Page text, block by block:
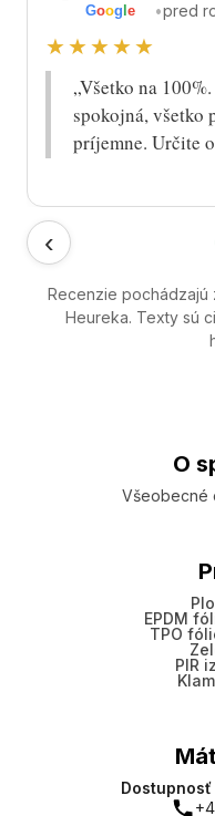
‹
Goog le •pred
★★★★★
„Všetko na
spokojná, všetko
príjemne. Určite
Recenzie pochádzajú
Heureka. Texty sú
O
Všeobecné
EPDM
TPO
PIR